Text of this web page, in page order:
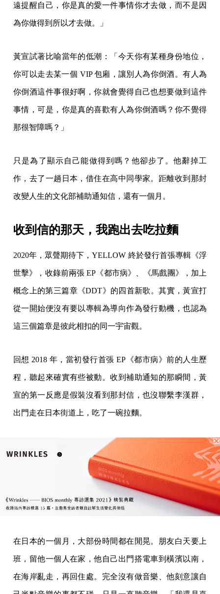
遠提醒自己，你是真的愛一件事情你才去做，而不是因
為你做得到所以才去做。」
黃宣試著比喻當年的低潮：「今天你有某種身份地位，
你可以走去某一個 VIP 包廂，讓別人為你倒酒。有人為
你倒酒這件事很好啊，你就會覺得自己也想要做到這件
事情，可是，你是真的喜歡有人為你倒酒嗎？你不覺得
那很智障嗎？」
只是為了顯示自己能做得到嗎？他卻步了。他辭掉工
作，去了一趟日本，借住在高中同學家。距離收到那封
改變人生的文化部補助通知信，還有一個月。
收到信的那天，我跑出去吃拉麵
2020年，眾聲期待下，YELLOW 終於發行首張專輯《浮
世擊》，收錄前兩張 EP《都市病》、《馬戲團》，加上
概念上的第三篇章《DDT》的四首新歌。其實，黃宣打
從一開始便沒有要以專輯為導向作為發行動機，也認為
這三個篇章是彼此相扣的同一宇宙觀。
回想 2018 年，當初發行首張 EP《都市病》前的人生歷
程，聽起來確實有些被動。收到補助通知的那瞬間，黃
宣的第一反應是假裝沒看到那封信，也沒聯繫李漢群，
出門走在日本街道上，吃了一碗拉麵。
在日本的一個月，大部份時間都在閒晃。朋友白天要上
班，留他一個人在家，他自己出門搭電車到橫濱以南，
在海岸亂走，再回住處。完全沒有做音樂、他刻意讓自